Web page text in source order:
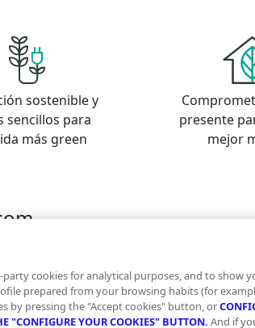
sostenible y
sencillos para
más green
presente
mejor
cookies for analytical purposes, and to show
prepared from your browsing habits (for
by pressing the "Accept cookies" button, or
"CONFIGURE YOUR COOKIES" BUTTON. And if